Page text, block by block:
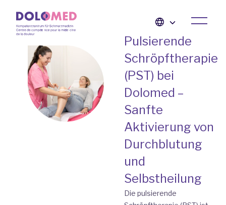
Pulsierende
Schröpftherapie
(PST) bei
Dolomed –
Sanfte
Aktivierung von
Durchblutung
und
Selbstheilung
Die pulsierende